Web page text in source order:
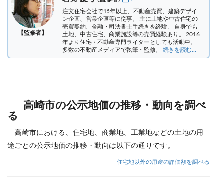
【監修者】
注文住宅会社で15年以上、不動産売買、建築デザイ
ン企画、営業企画等に従事。 主に土地や中古住宅の
売買契約、金融・司法書士手続きを経験。 自身でも
土地、中古住宅、商業施設等の売買経験あり。 2016
年より住宅・不動産専門ライターとしても活動中。
多数の不動産メディアで執筆・監修。 続きを読む...
高崎市の公示地価の推移・動向を調べ
る
高崎市における、住宅地、商業地、工業地などの土地の用
途ごとの公示地価の推移・動向は以下の通りです。
住宅地以外の用途の評価額を調べる